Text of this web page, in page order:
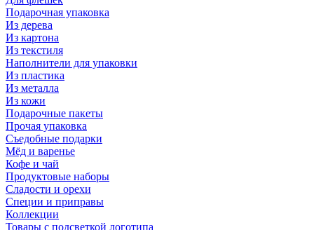
Подарочная упаковка
Из дерева
Из картона
Из текстиля
Наполнители для упаковки
Из пластика
Из металла
Из кожи
Подарочные пакеты
Прочая упаковка
Съедобные подарки
Мёд и варенье
Кофе и чай
Продуктовые наборы
Сладости и орехи
Специи и приправы
Коллекции
Товары с подсветкой логотипа